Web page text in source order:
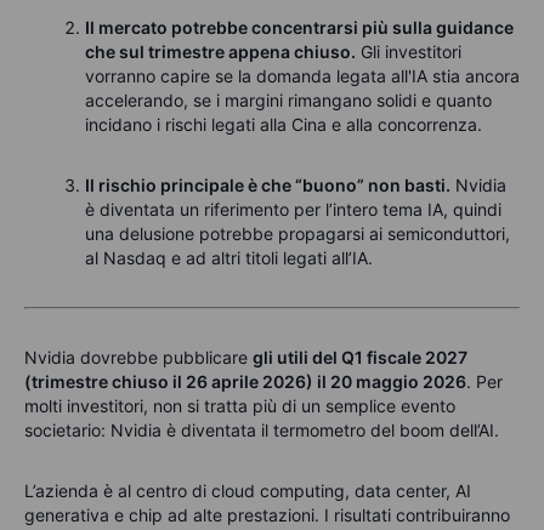
Il mercato potrebbe concentrarsi più sulla guidance
che sul trimestre appena chiuso. Gli investitori
vorranno capire se la domanda legata all'IA stia ancora
accelerando, se i margini rimangano solidi e quanto
incidano i rischi legati alla Cina e alla concorrenza.
Il rischio principale è che “buono” non basti. Nvidia
è diventata un riferimento per l’intero tema IA, quindi
una delusione potrebbe propagarsi ai semiconduttori,
al Nasdaq e ad altri titoli legati all’IA.
Nvidia dovrebbe pubblicare gli utili del Q1 fiscale 2027
(trimestre chiuso il 26 aprile 2026) il 20 maggio 2026. Per
molti investitori, non si tratta più di un semplice evento
societario: Nvidia è diventata il termometro del boom dell’AI.
L’azienda è al centro di cloud computing, data center, AI
generativa e chip ad alte prestazioni. I risultati contribuiranno